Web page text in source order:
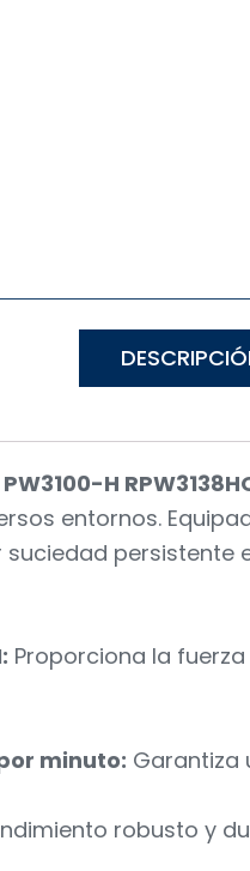
H
entornos.
Proporciona la
minuto: Garantiza
robusto y